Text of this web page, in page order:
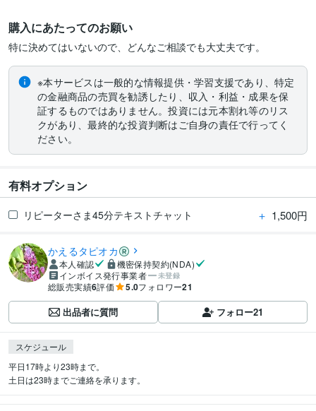
購入にあたってのお願い
特に決めてはいないので、どんなご相談でも大丈夫です。
※本サービスは一般的な情報提供・学習支援であり、特定
の金融商品の売買を勧誘したり、収入・利益・成果を保
証するものではありません。投資には元本割れ等のリス
クがあり、最終的な投資判断はご自身の責任で行ってく
ださい。
有料オプション
リピーターさま45分テキストチャット ＋ 1,500円
かえるタピオカ
本人確認
機密保持契約(NDA)
インボイス発行事業者
未登録
総販売実績6評価 5.0フォロワー21
出品者に質問 フォロー21
スケジュール
平日17時より23時まで。
土日は23時までご連絡を承ります。